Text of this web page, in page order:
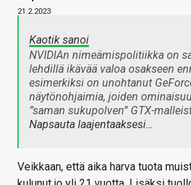
21.2.2023
Kaotik sanoi
NVIDIAn nimeämispolitiikka on
lehdillä ikävää valoa osakseen
esimerkiksi on unohtanut
näytönohjaimia, joiden
”saman sukupolven” GTX-
Napsauta laajentaaksesi…
Veikkaan, että aika harva tuota